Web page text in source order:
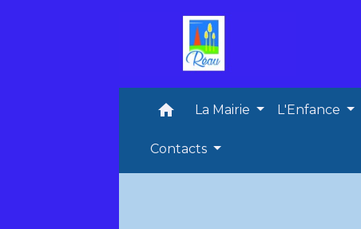
home La Mairie L'Enfance
Contacts